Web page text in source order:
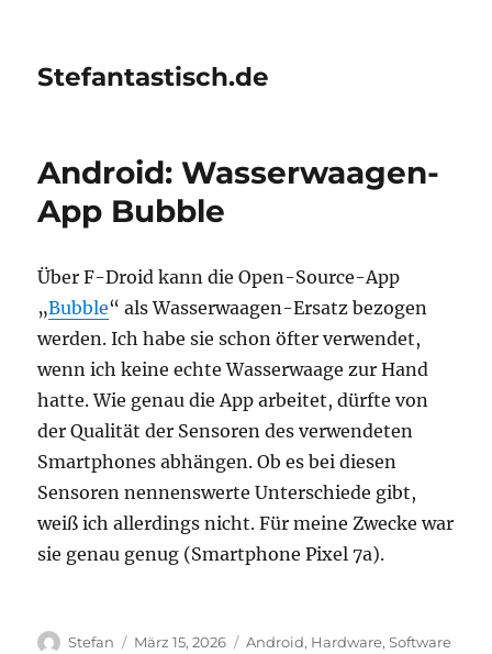
Stefantastisch.de
Android: Wasserwaagen-
App Bubble
Über F-Droid kann die Open-Source-App
„Bubble“ als Wasserwaagen-Ersatz bezogen
werden. Ich habe sie schon öfter verwendet,
wenn ich keine echte Wasserwaage zur Hand
hatte. Wie genau die App arbeitet, dürfte von
der Qualität der Sensoren des verwendeten
Smartphones abhängen. Ob es bei diesen
Sensoren nennenswerte Unterschiede gibt,
weiß ich allerdings nicht. Für meine Zwecke war
sie genau genug (Smartphone Pixel 7a).
Autor
Stefan
Veröffentlicht
März 15, 2026 Kategorien
Android, Hardware,Software